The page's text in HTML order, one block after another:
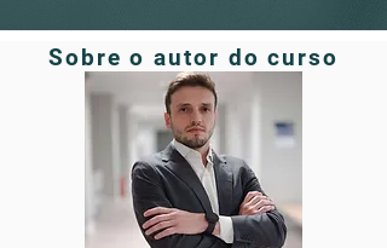
Sobre o autor do curso